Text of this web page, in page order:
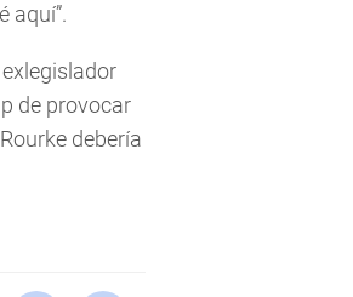
aquí”.
de provocar
debería